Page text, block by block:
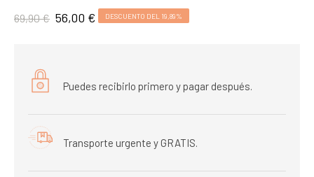
69,90 € 56,00 € DESCUENTO DEL 19,89%
Puedes recibirlo primero y pagar después.
Transporte urgente y GRATIS.